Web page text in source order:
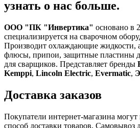
узнать о нас больше.
ООО "ПК "Инвертика" основано в
специализируется на сварочном
Производит охлаждающие жидкости,
флюсы, припои, защитные пластины
для сварщиков. Представляет бренды
Kemppi, Lincoln Electric, Evermatic,
Доставка заказов
Покупатели интернет-магазина
способ доставки товаров. Самовывоз